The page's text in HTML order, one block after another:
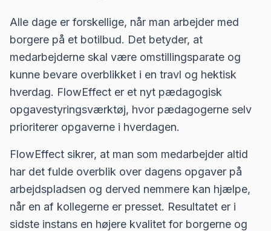
Alle dage er forskellige, når man arbejder med
borgere på et botilbud. Det betyder, at
medarbejderne skal være omstillingsparate og
kunne bevare overblikket i en travl og hektisk
hverdag. FlowEffect er et nyt pædagogisk
opgavestyringsværktøj, hvor pædagogerne selv
prioriterer opgaverne i hverdagen.
FlowEffect sikrer, at man som medarbejder altid
har det fulde overblik over dagens opgaver på
arbejdspladsen og derved nemmere kan hjælpe,
når en af kollegerne er presset. Resultatet er i
sidste instans en højere kvalitet for borgerne og